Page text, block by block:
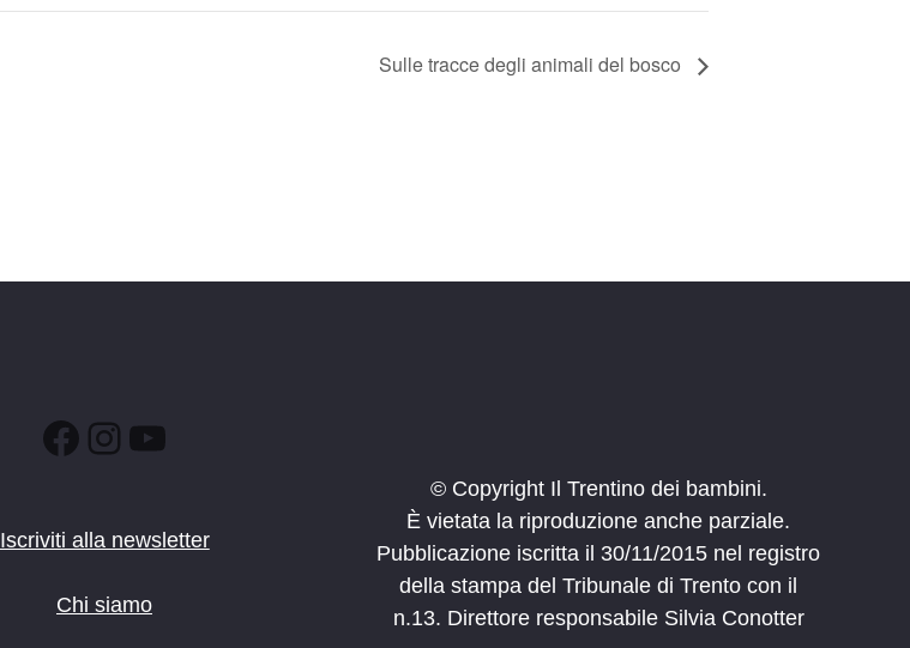
Sulle tracce degli animali del bosco
Facebook
Instagram
YouTube
Iscriviti alla newsletter
Chi siamo
© Copyright Il Trentino dei bambini.
È vietata la riproduzione anche parziale.
Pubblicazione iscritta il 30/11/2015 nel registro
della stampa del Tribunale di Trento con il
n.13. Direttore responsabile Silvia Conotter